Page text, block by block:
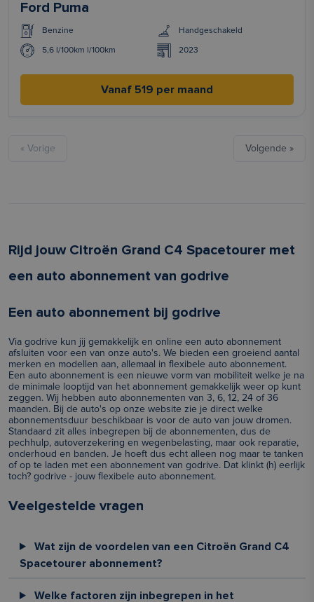
Ford Puma
Benzine Handgeschakeld
5,6 l/100km l/100km 2023
Vanaf 519 per maand
« Vorige Volgende »
Rijd jouw Citroën Grand C4 Spacetourer met
een auto abonnement van godrive
Een auto abonnement bij godrive
Via godrive kun jij gemakkelijk en online een auto abonnement
afsluiten voor een van onze auto's. We bieden een groeiend aantal
merken en modellen aan, allemaal in flexibele auto abonnement.
Een auto abonnement is een nieuwe vorm van mobiliteit welke je na
de minimale looptijd van het abonnement gemakkelijk weer op kunt
zeggen. Wij hebben auto abonnementen van 3, 6, 12, 24 of 36
maanden. Bij de auto's op onze website zie je direct welke
abonnementsduur beschikbaar is voor de auto van jouw dromen.
Standaard zit alles inbegrepen bij de abonnementen, dus de
pechhulp, autoverzekering en wegenbelasting, maar ook reparatie,
onderhoud en banden. Je hoeft dus echt alleen nog maar te tanken
of op te laden met een abonnement van godrive. Dat klinkt (h) eerlijk
toch? godrive - jouw flexibele auto abonnement.
Veelgestelde vragen
Wat zijn de voordelen van een Citroën Grand C4
Spacetourer abonnement?
Welke factoren zijn inbegrepen in het